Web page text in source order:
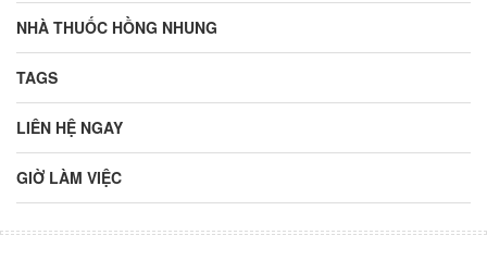
NHÀ THUỐC HỒNG NHUNG
TAGS
LIÊN HỆ NGAY
GIỜ LÀM VIỆC